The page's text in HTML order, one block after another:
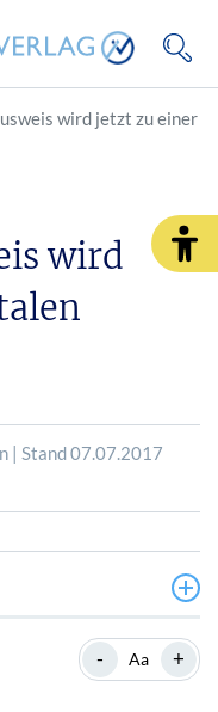
wird jetzt zu einer
wird
| Stand 07.07.2017
werden
- Aa +